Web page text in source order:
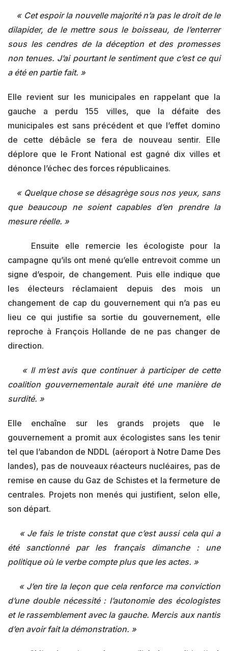
« Cet espoir la nouvelle majorité n’a pas le droit de le
dilapider, de le mettre sous le boisseau, de l’enterrer
sous les cendres de la déception et des promesses
non tenues. J’ai pourtant le sentiment que c’est ce qui
a été en partie fait. »
Elle revient sur les municipales en rappelant que la
gauche a perdu 155 villes, que la défaite des
municipales est sans précédent et que l’effet domino
de cette débâcle se fera de nouveau sentir. Elle
déplore que le Front National est gagné dix villes et
dénonce l’échec des forces républicaines.
« Quelque chose se désagrège sous nos yeux, sans
que beaucoup ne soient capables d’en prendre la
mesure réelle. »
Ensuite elle remercie les écologiste pour la
campagne qu’ils ont mené qu’elle entrevoit comme un
signe d’espoir, de changement. Puis elle indique que
les électeurs réclamaient depuis des mois un
changement de cap du gouvernement qui n’a pas eu
lieu ce qui justifie sa sortie du gouvernement, elle
reproche à François Hollande de ne pas changer de
direction.
« Il m’est avis que continuer à participer de cette
coalition gouvernementale aurait été une manière de
surdité. »
Elle enchaîne sur les grands projets que le
gouvernement a promit aux écologistes sans les tenir
tel que l’abandon de NDDL (aéroport à Notre Dame Des
landes), pas de nouveaux réacteurs nucléaires, pas de
remise en cause du Gaz de Schistes et la fermeture de
centrales. Projets non menés qui justifient, selon elle,
son départ.
« Je fais le triste constat que c’est aussi cela qui a
été sanctionné par les français dimanche : une
politique où le verbe compte plus que les actes. »
« J’en tire la leçon que cela renforce ma conviction
d’une double nécessité : l’autonomie des écologistes
et le rassemblement avec la gauche. Mercis aux nantis
d’en avoir fait la démonstration. »